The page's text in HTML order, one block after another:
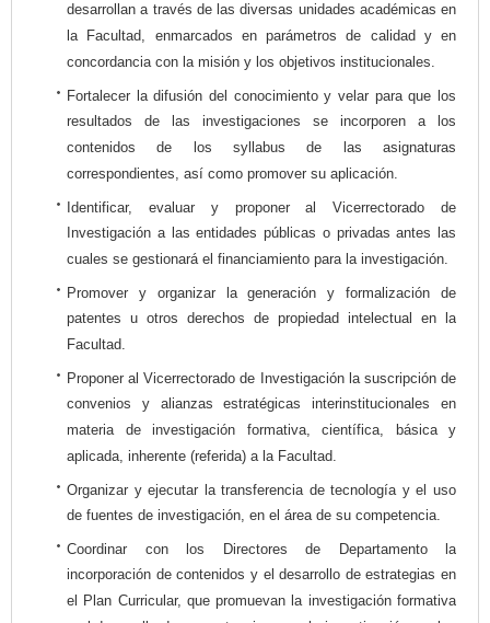
desarrollan a través de las diversas unidades académicas en
la Facultad, enmarcados en parámetros de calidad y en
concordancia con la misión y los objetivos institucionales.
Fortalecer la difusión del conocimiento y velar para que los
resultados de las investigaciones se incorporen a los
contenidos de los syllabus de las asignaturas
correspondientes, así como promover su aplicación.
Identificar, evaluar y proponer al Vicerrectorado de
Investigación a las entidades públicas o privadas antes las
cuales se gestionará el financiamiento para la investigación.
Promover y organizar la generación y formalización de
patentes u otros derechos de propiedad intelectual en la
Facultad.
Proponer al Vicerrectorado de Investigación la suscripción de
convenios y alianzas estratégicas interinstitucionales en
materia de investigación formativa, científica, básica y
aplicada, inherente (referida) a la Facultad.
Organizar y ejecutar la transferencia de tecnología y el uso
de fuentes de investigación, en el área de su competencia.
Coordinar con los Directores de Departamento la
incorporación de contenidos y el desarrollo de estrategias en
el Plan Curricular, que promuevan la investigación formativa